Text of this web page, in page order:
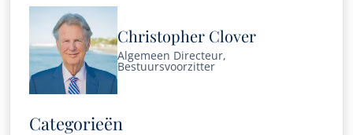
Christopher Clover
Algemeen Directeur,
Bestuursvoorzitter
Categorieën